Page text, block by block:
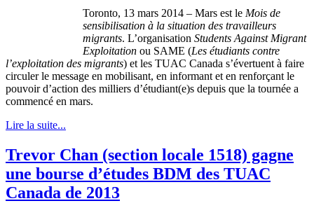
Toronto, ­­13 mars 2014 – Mars est le Mois de
sensibilisation à la situation des travailleurs
migrants. L’organisation Students Against Migrant
Exploitation ou SAME (Les étudiants contre
l’exploitation des migrants) et les TUAC Canada s’évertuent à faire
circuler le message en mobilisant, en informant et en renforçant le
pouvoir d’action des milliers d’étudiant(e)s depuis que la tournée a
commencé en mars.
Lire la suite...
Trevor Chan (section locale 1518) gagne
une bourse d’études BDM des TUAC
Canada de 2013